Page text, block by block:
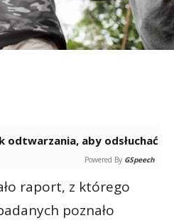
Powered By GSpeech
raport, z którego
poznało